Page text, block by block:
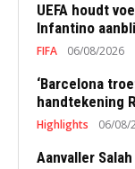
UEFA houdt
Infantino
FIFA 06/08/2026
‘Barcelona
handtekening
Highlights 06/08/
Aanvaller